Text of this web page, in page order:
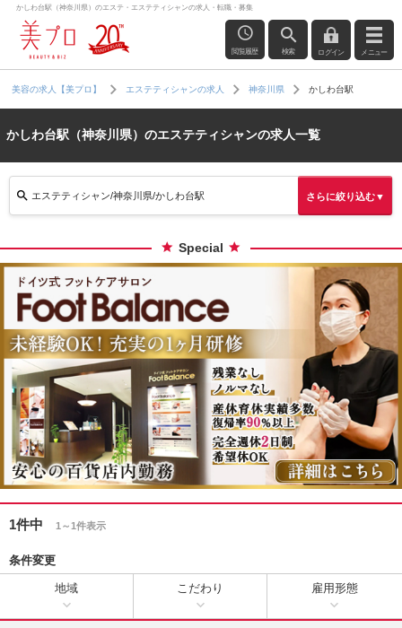
かしわ台駅（神奈川県）のエステ・エステティシャンの求人・転職・募集
閲覧履歴 検索 ログイン メニュー
美容の求人【美プロ】 エステティシャンの求人 神奈川県 かしわ台駅
かしわ台駅（神奈川県）のエステティシャンの求人一覧
エステティシャン/神奈川県/かしわ台駅 さらに絞り込む▼
Special
1件中 1～1件表示
条件変更
地域 こだわり 雇用形態